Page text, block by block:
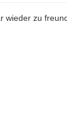
zu